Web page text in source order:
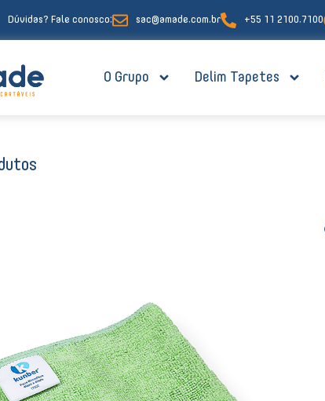
Dúvidas? Fale conosco: sac@amade.com.br +55 11 2100.7100
O Grupo Delim Tapetes